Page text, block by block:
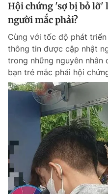
Đọc Thanh Niên trên điện
Theo dõi báo trên
Hotline
0906 645 777
Đặt báo Quảng cáo RSS
Hội chứng 'sợ bị bỏ lỡ'
người mắc phải?
Cùng với tốc độ phát
thông tin được cập nhật
trong những nguyên nhân
bạn trẻ mắc phải hội